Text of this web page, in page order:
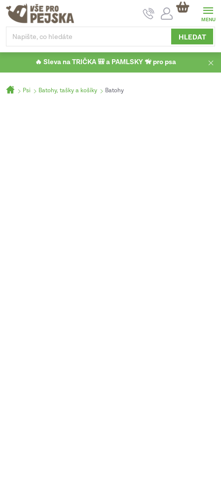
Přejít
obsah
HLEDAT
NÁKUPNÍ
KOŠÍK
🔥 Sleva na TRIČKA 🎒 a PAMLSKY 🦮 pro psa
Domů
Psi Batohy, tašky a košíky Batohy